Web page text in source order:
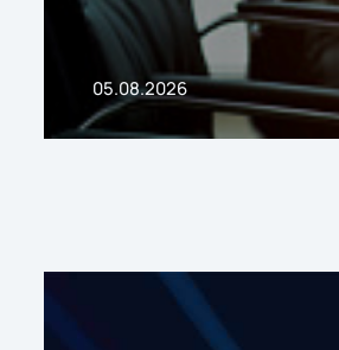
05.08.2026